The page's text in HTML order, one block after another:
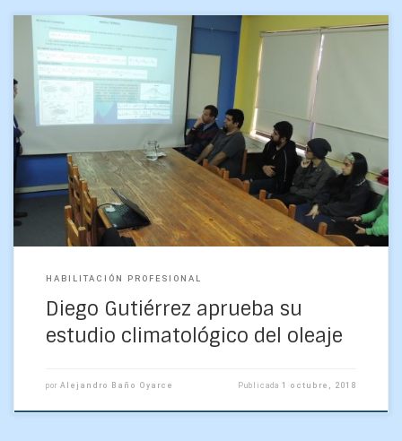
Con distinción máxima aprobó el estudiante de Geofísica la
defensa de Habilitación Profesional para obtener su título
profesional, la que trató acerca de una «Caracterización […]
HABILITACIÓN PROFESIONAL
Diego Gutiérrez aprueba su
estudio climatológico del oleaje
por Alejandro Baño Oyarce Publicada1 octubre, 2018